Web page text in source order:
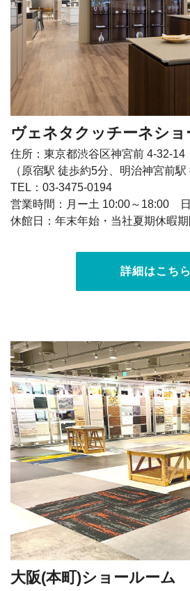
ヴェネタクッチーネショ
住所：東京都渋谷区神宮前 4-32-14
（原宿駅 徒歩約5分、明治神宮前駅
TEL：03-3475-0194
営業時間：月ー土 10:00～18:00
休館日：年末年始・当社夏期休暇期
詳細はこちら
大阪(本町)ショールーム